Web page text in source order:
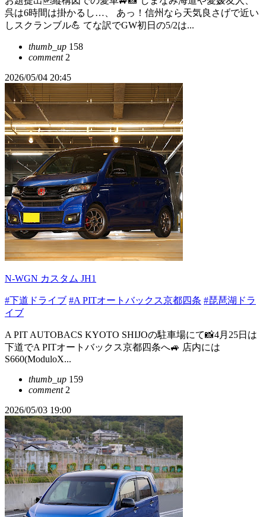
呉は6時間は掛かるし…、 あっ！信州なら天気良さげで近い
しスクランブル💪 てな訳でGW初日の5/2は...
thumb_up 158
comment2
2026/05/04 20:45
N-WGN カスタム JH1
#下道ドライブ #A PITオートバックス京都四条 #琵琶湖ドラ
イブ
A PIT AUTOBACS KYOTO SHIJOの駐車場にて📸4月25日は
下道でA PITオートバックス京都四条へ🚙 店内には
S660(ModuloX...
thumb_up 159
comment2
2026/05/03 19:00